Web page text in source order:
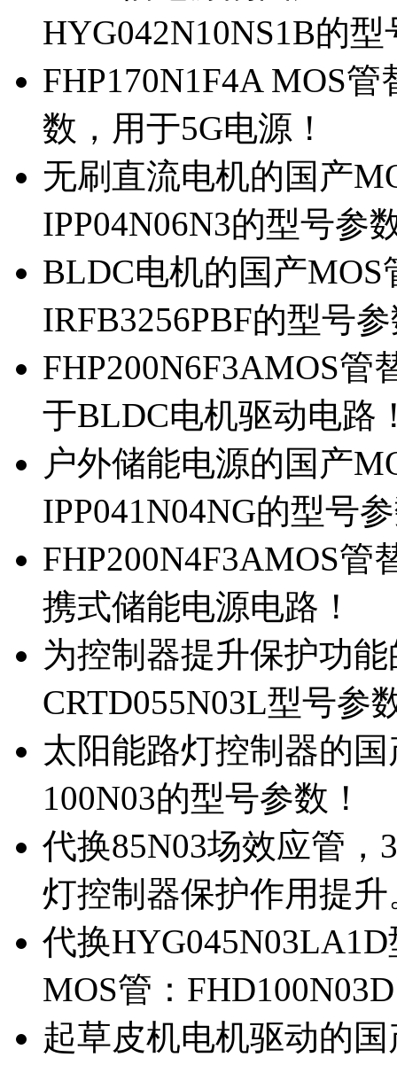
HYG042N10NS1B的
FHP170N1F4A MOS
数，用于5G电源！
无刷直流电机的国产
IPP04N06N3的型号参
BLDC电机的国产MOS
IRFB3256PBF的型号
FHP200N6F3AMOS管
于BLDC电机驱动电路
户外储能电源的国产
IPP041N04NG的型号
FHP200N4F3AMOS管
携式储能电源电路！
为控制器提升保护功
CRTD055N03L型号参
太阳能路灯控制器的
100N03的型号参数！
代换85N03场效应管
灯控制器保护作用提升
代换
MOS管：
起草皮机电机驱动的